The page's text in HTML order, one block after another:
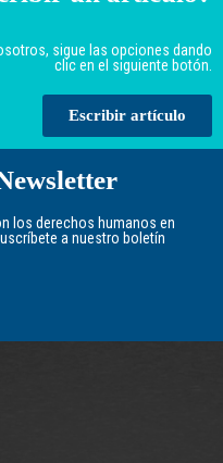
sigue las opciones dando
clic en el siguiente botón.
Escribir artículo
los derechos humanos en
a nuestro boletín